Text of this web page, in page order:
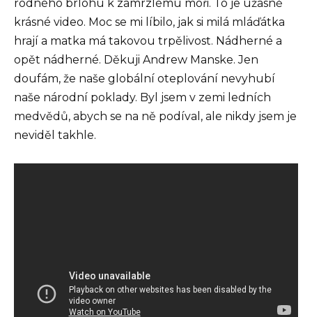
rodného brlohu k zamrzlému moři. To je úžasně
krásné video. Moc se mi líbilo, jak si milá mláďátka
hrají a matka má takovou trpělivost. Nádherné a
opět nádherné. Děkuji Andrew Manske. Jen
doufám, že naše globální oteplování nevyhubí
naše národní poklady. Byl jsem v zemi ledních
medvědů, abych se na ně podíval, ale nikdy jsem je
neviděl takhle.